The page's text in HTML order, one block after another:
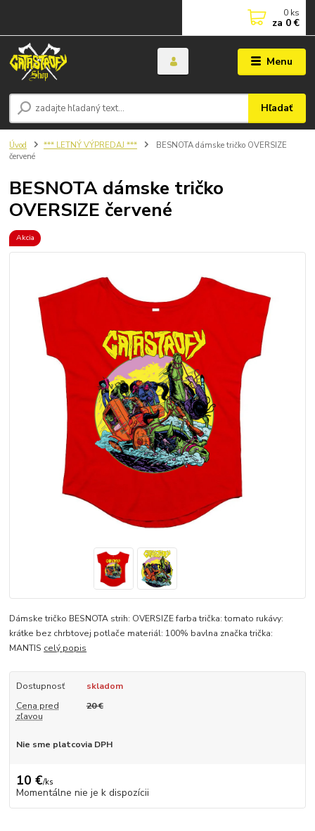
Menu
Hľadať
0 ks
za 0 €
Úvod *** LETNÝ VÝPREDAJ ***
BESNOTA dámske tričko OVERSIZE
červené
BESNOTA dámske tričko
OVERSIZE červené
Akcia
Dámske tričko BESNOTA strih: OVERSIZE farba trička: tomato rukávy:
krátke bez chrbtovej potlače materiál: 100% bavlna značka trička:
MANTIS celý popis
Dostupnosť
skladom
Cena pred
zľavou
20 €
Nie sme platcovia DPH
10 €/ks
Momentálne nie je k dispozícii